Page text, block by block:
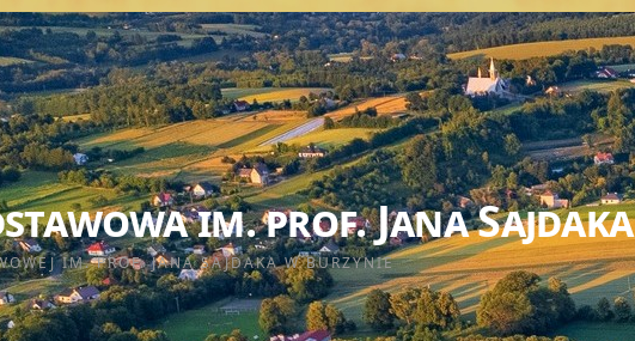
im. prof. Jana
IM. PROF. JANA SAJDAKA W BURZYNIE